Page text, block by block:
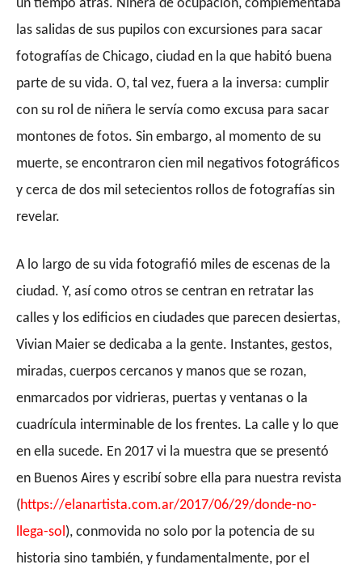
un tiempo atrás. Niñera de ocupación, complementaba
las salidas de sus pupilos con excursiones para sacar
fotografías de Chicago, ciudad en la que habitó buena
parte de su vida. O, tal vez, fuera a la inversa: cumplir
con su rol de niñera le servía como excusa para sacar
montones de fotos. Sin embargo, al momento de su
muerte, se encontraron cien mil negativos fotográficos
y cerca de dos mil setecientos rollos de fotografías sin
revelar.
A lo largo de su vida fotografió miles de escenas de la
ciudad. Y, así como otros se centran en retratar las
calles y los edificios en ciudades que parecen desiertas,
Vivian Maier se dedicaba a la gente. Instantes, gestos,
miradas, cuerpos cercanos y manos que se rozan,
enmarcados por vidrieras, puertas y ventanas o la
cuadrícula interminable de los frentes. La calle y lo que
en ella sucede. En 2017 vi la muestra que se presentó
en Buenos Aires y escribí sobre ella para nuestra revista
(https://elanartista.com.ar/2017/06/29/donde-no-
llega-sol), conmovida no solo por la potencia de su
historia sino también, y fundamentalmente, por el